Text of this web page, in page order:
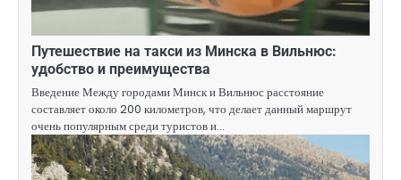
Путешествие на такси из Минска в Вильнюс:
удобство и преимущества
Введение Между городами Минск и Вильнюс расстояние
составляет около 200 километров, что делает данный маршрут
очень популярным среди туристов и…